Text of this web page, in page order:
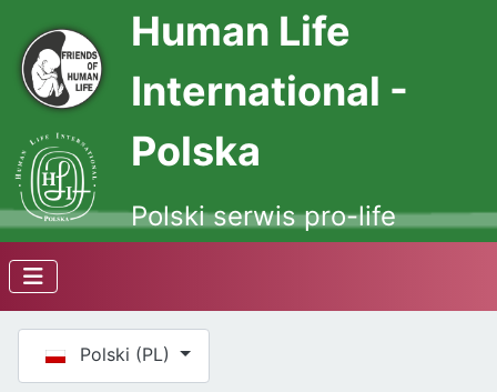
Human Life
International -
Polska
Polski serwis pro-life
Wybierz swój język
Polski (PL)